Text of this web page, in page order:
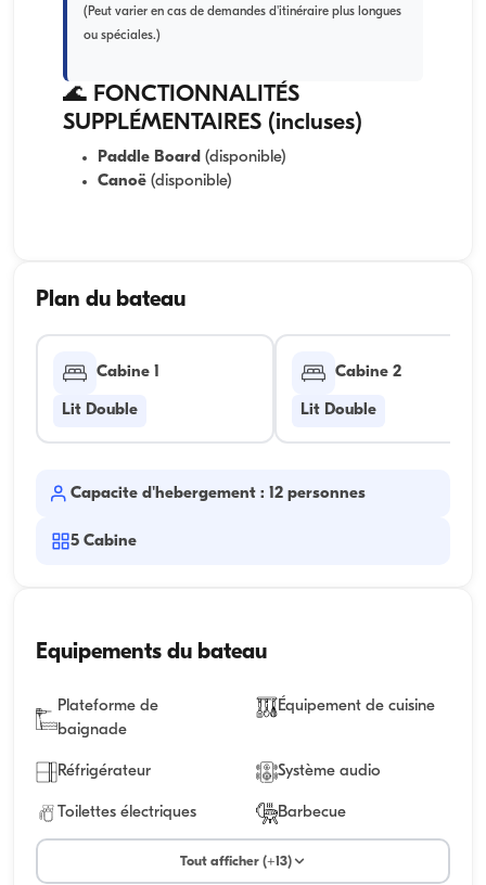
(Peut varier en cas de demandes d'itinéraire plus longues
ou spéciales.)
🌊 FONCTIONNALITÉS
SUPPLÉMENTAIRES (incluses)
Paddle Board (disponible)
Canoë (disponible)
Plan du bateau
Cabine 1
Lit Double
Cabine 2
Lit Double
Capacite d'hebergement : 12 personnes
5 Cabine
Equipements du bateau
Plateforme de
baignade
Équipement de cuisine
Réfrigérateur Système audio
Toilettes électriques Barbecue
Tout afficher (+13)